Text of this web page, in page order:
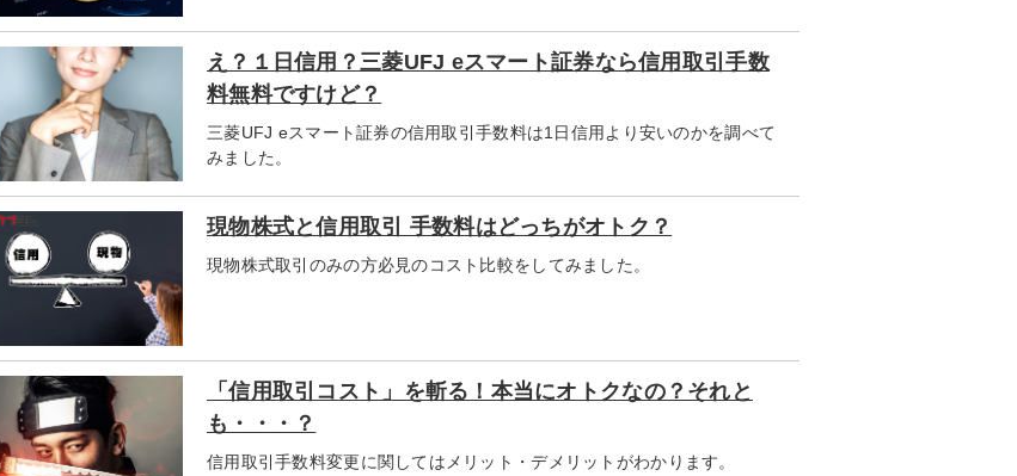
え？１日信用？三菱UFJ eスマート証券なら信用取引手数
料無料ですけど？
三菱UFJ eスマート証券の信用取引手数料は1日信用より安いのかを調べて
みました。
現物株式と信用取引 手数料はどっちがオトク？
現物株式取引のみの方必見のコスト比較をしてみました。
「信用取引コスト」を斬る！本当にオトクなの？それと
も・・・？
信用取引手数料変更に関してはメリット・デメリットがわかります。